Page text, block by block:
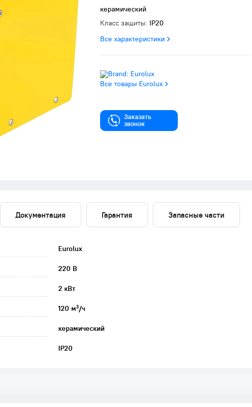
керамический
Класс защиты: IP20
Все характеристики
Все товары Eurolux
Заказать
звонок
Документация Гарантия Запасные части
Eurolux
220 В
2 кВт
120 м³/ч
керамический
IP20